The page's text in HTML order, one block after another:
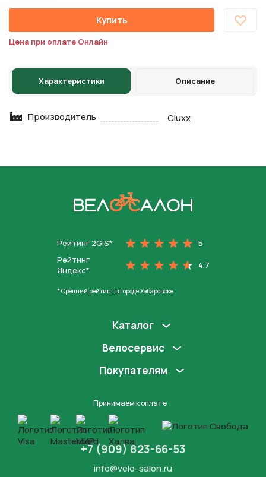
Купить
Цена при оплате Онлайн
Характеристики Описание
Производитель Cluxx
Рейтинг 2GIS*
5
Рейтинг
Яндекс*
4.7
* Средний рейтинг в городе Хабаровске
Каталог
Велосервис
Покупателям
Принимаем к оплате
+7 (909) 823-66-53
info@velo-salon.ru